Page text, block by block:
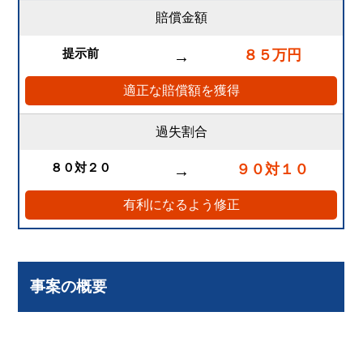
賠償金額
提示前 → ８５万円
適正な賠償額を獲得
過失割合
８０対２０ → ９０対１０
有利になるよう修正
事案の概要